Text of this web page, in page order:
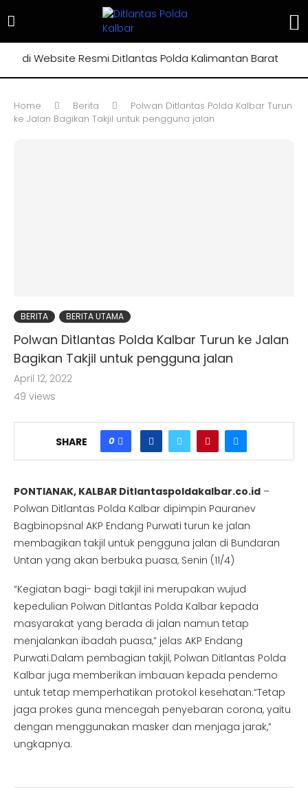
Website Resmi Ditlantas Polda Kalimantan Barat
Home Berita
Polwan Ditlantas Polda Kalbar Turun
ke Jalan Bagikan Takjil untuk pengguna jalan
BERITA BERITA UTAMA
Polwan Ditlantas Polda Kalbar Turun ke Jalan
Bagikan Takjil untuk pengguna jalan
April 12, 2022
49 views
SHARE 0
PONTIANAK, KALBAR Ditlantaspoldakalbar.co.id –
Polwan Ditlantas Polda Kalbar dipimpin Pauranev
Bagbinopsnal AKP Endang Purwati turun ke jalan
membagikan takjil untuk pengguna jalan di Bundaran
Untan yang akan berbuka puasa, Senin (11/4)
“Kegiatan bagi- bagi takjil ini merupakan wujud
kepedulian Polwan Ditlantas Polda Kalbar kepada
masyarakat yang berada di jalan namun tetap
menjalankan ibadah puasa,” jelas AKP Endang
Purwati.Dalam pembagian takjil, Polwan Ditlantas Polda
Kalbar juga memberikan imbauan kepada pendemo
untuk tetap memperhatikan protokol kesehatan.“Tetap
jaga prokes guna mencegah penyebaran corona, yaitu
dengan menggunakan masker dan menjaga jarak,”
ungkapnya.